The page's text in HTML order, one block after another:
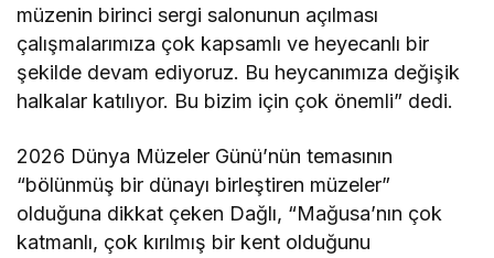
müzenin birinci sergi salonunun açılması
çalışmalarımıza çok kapsamlı ve heyecanlı bir
şekilde devam ediyoruz. Bu heycanımıza değişik
halkalar katılıyor. Bu bizim için çok önemli” dedi.
2026 Dünya Müzeler Günü’nün temasının
“bölünmüş bir dünayı birleştiren müzeler”
olduğuna dikkat çeken Dağlı, “Mağusa’nın çok
katmanlı, çok kırılmış bir kent olduğunu